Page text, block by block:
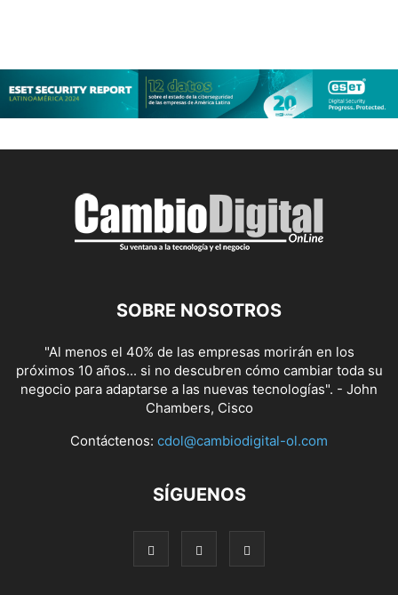
SOBRE NOSOTROS
"Al menos el 40% de las empresas morirán en los
próximos 10 años... si no descubren cómo cambiar toda su
negocio para adaptarse a las nuevas tecnologías". - John
Chambers, Cisco
Contáctenos: cdol@cambiodigital-ol.com
SÍGUENOS